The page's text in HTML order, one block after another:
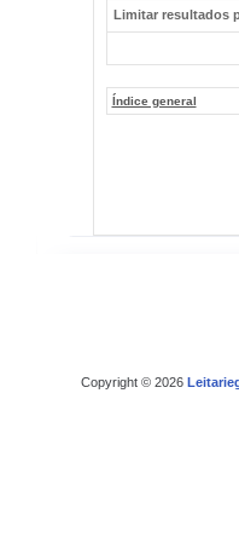
Limitar resultados
Índice general
Copyright © 2026